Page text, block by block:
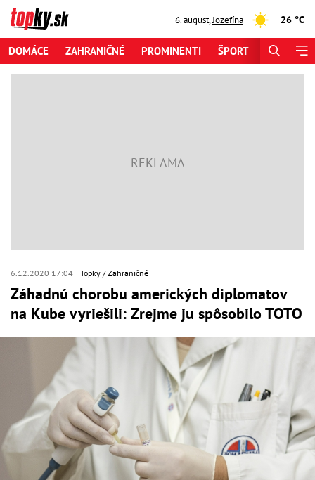
6. august,Jozefína 26 °C
DOMÁCE ZAHRANIČNÉ PROMINENTI ŠPORT
6.12.2020 17:04 Topky Zahraničné
Záhadnú chorobu amerických diplomatov
na Kube vyriešili: Zrejme ju spôsobilo TOTO